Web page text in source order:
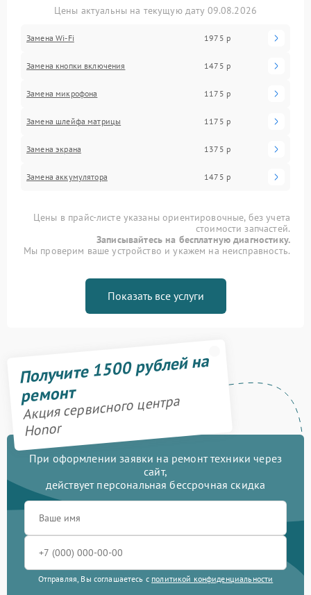
Цены актуальны на текущую дату 09.08.2026
Замена Wi-Fi 1975 р
Замена кнопки включения 1475 р
Замена микрофона 1175 р
Замена шлейфа матрицы 1175 р
Замена экрана 1375 р
Замена аккумулятора 1475 р
Цены в прайс-листе указаны ориентировочные, без учета
стоимости запчастей.
Записывайтесь на бесплатную диагностику.
Мы проверим ваше устройство и укажем на неисправность.
Показать все услуги
Получите 1500 рублей на
ремонт
Акция сервисного центра
Honor
При оформлении заявки на ремонт техники через
сайт,
действует персональная бессрочная скидка
Отправляя, Вы соглашаетесь с политикой конфиденциальности